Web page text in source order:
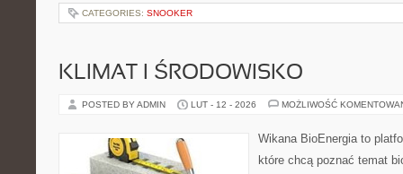
CATEGORIES: SNOOKER
KLIMAT I ŚRODOWISKO
POSTED BY ADMIN LUT - 12 - 2026 MOŻLIWOŚĆ
Wikana BioEnergia to
które chcą poznać temat